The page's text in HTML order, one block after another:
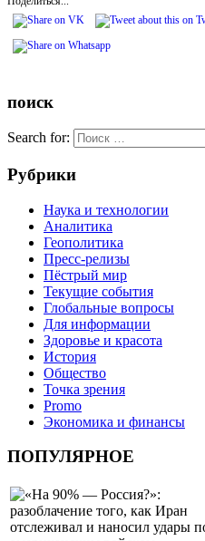
поиск
Search for:
Рубрики
Наука и технологии
Аналитика
Геополитика
Пресс-релизы
Пёстрый мир
Текущие события
Глобальные вопросы
Для информации
Здоровье и красота
История
Общество
Точка зрения
Promo
Экономика и финансы
ПОПУЛЯРНОЕ